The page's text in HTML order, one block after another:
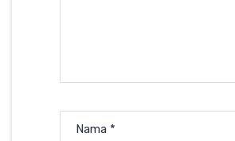
Nama *